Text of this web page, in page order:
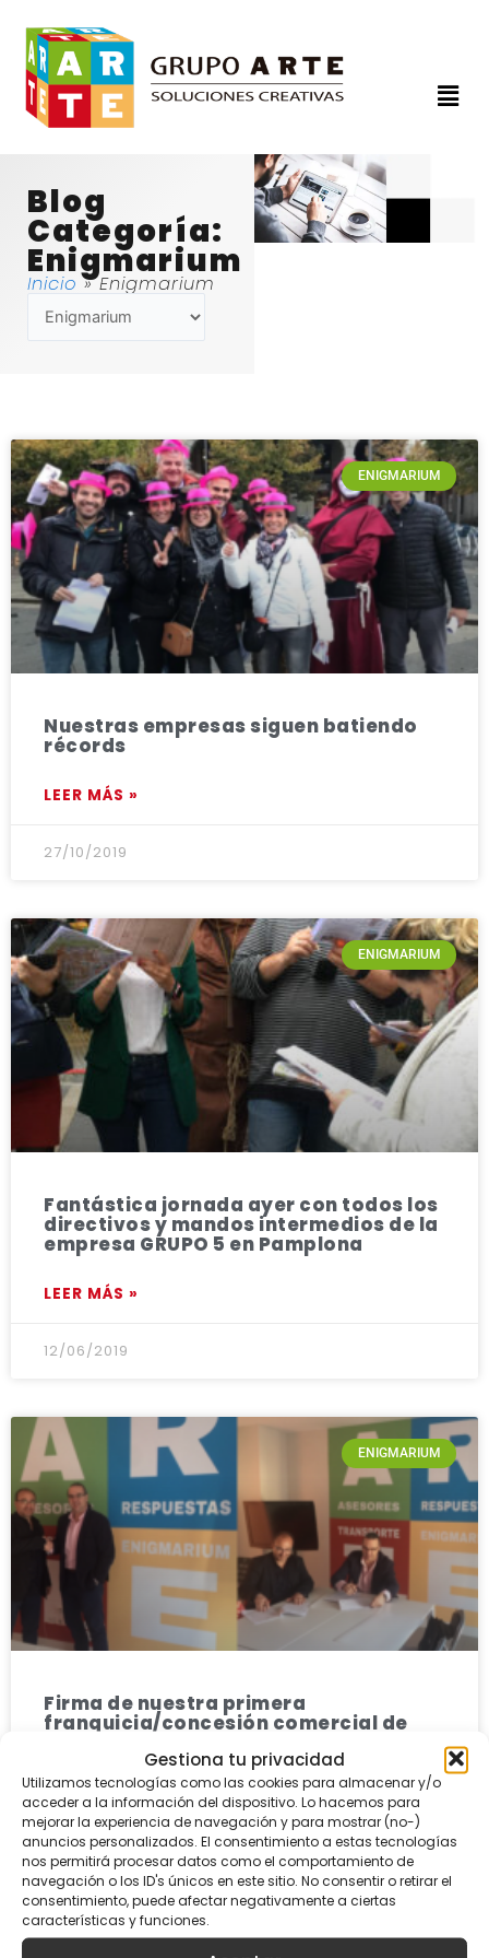
Gestiona tu privacidad
Utilizamos tecnologías como las cookies para almacenar y/o
acceder a la información del dispositivo. Lo hacemos para
mejorar la experiencia de navegación y para mostrar (no-)
anuncios personalizados. El consentimiento a estas tecnologías
nos permitirá procesar datos como el comportamiento de
navegación o los ID's únicos en este sitio. No consentir o retirar el
consentimiento, puede afectar negativamente a ciertas
características y funciones.
contenido
Blog
Categoría:
Enigmarium
Inicio »Enigmarium
ENIGMARIUM
Nuestras empresas siguen batiendo
récords
LEER MÁS »
27/10/2019
ENIGMARIUM
Fantástica jornada ayer con todos los
directivos y mandos intermedios de la
empresa GRUPO 5 en Pamplona
LEER MÁS »
12/06/2019
ENIGMARIUM
Firma de nuestra primera
franquicia/concesión comercial de
LEER MÁS »
13/05/2019